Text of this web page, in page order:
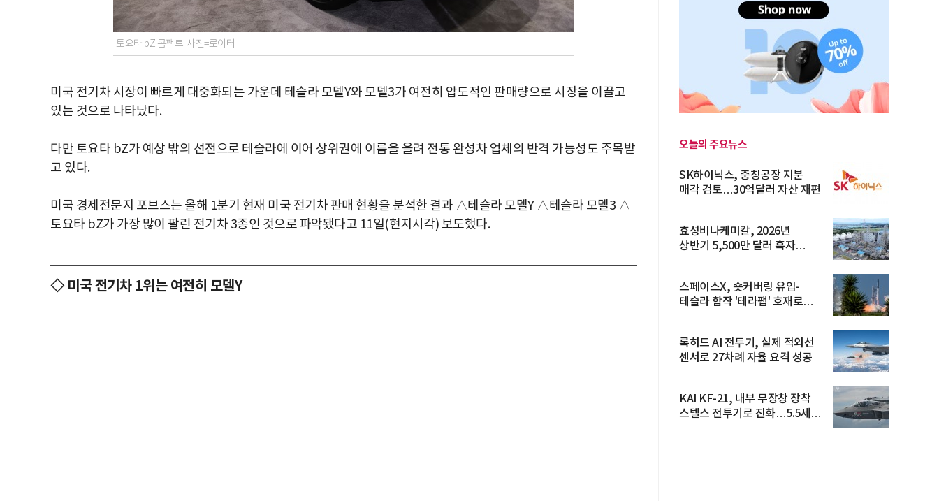
토요타 bZ 콤팩트. 사진=로이터
미국 전기차 시장이 빠르게 대중화되는 가운데 테슬라 모델Y와 모델3가 여전히 압도적인 판매량으로 시장을 이끌고
있는 것으로 나타났다.
다만 토요타 bZ가 예상 밖의 선전으로 테슬라에 이어 상위권에 이름을 올려 전통 완성차 업체의 반격 가능성도 주목받
고 있다.
미국 경제전문지 포브스는 올해 1분기 현재 미국 전기차 판매 현황을 분석한 결과 △테슬라 모델Y △테슬라 모델3 △
토요타 bZ가 가장 많이 팔린 전기차 3종인 것으로 파악됐다고 11일(현지시각) 보도했다.
◇ 미국 전기차 1위는 여전히 모델Y
오늘의 주요뉴스
SK하이닉스, 충칭공장 지분
매각 검토…30억달러 자산 재편
효성비나케미칼, 2026년
상반기 5,500만 달러 흑자
스페이스X, 숏커버링 유입-
테슬라 합작 '테라팹' 호재로
록히드 AI 전투기, 실제 적외선
센서로 27차례 자율 요격 성공
KAI KF-21, 내부 무장창 장착
스텔스 전투기로 진화…5.5세대